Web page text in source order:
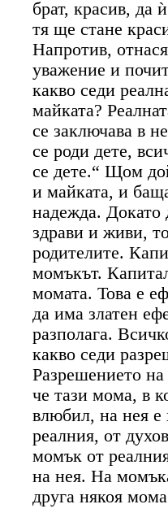
брат, красив, да
тя ще стане
Напротив,
уважение и
какво седи
майката?
се заключава в
се роди дете,
се дете.“ Щом
и майката, и
надежда. Докато
здрави и живи,
родителите.
момъкът.
момата. Това е
да има златен
разполага.
какво седи
Разрешението на
че тази мома, в
влюбил, на нея е
реалния, от
момък от
на нея. На
друга някоя